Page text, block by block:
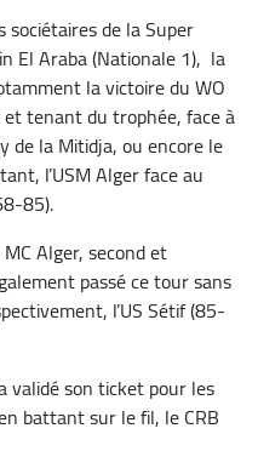
sociétaires de la Super
El Araba (Nationale 1), la
la victoire du WO
tenant du trophée, face à
de la Mitidja, ou encore le
l’USM Alger face au
85).
Alger, second et
passé ce tour sans
l’US Sétif (85-
validé son ticket pour les
battant sur le fil, le CRB